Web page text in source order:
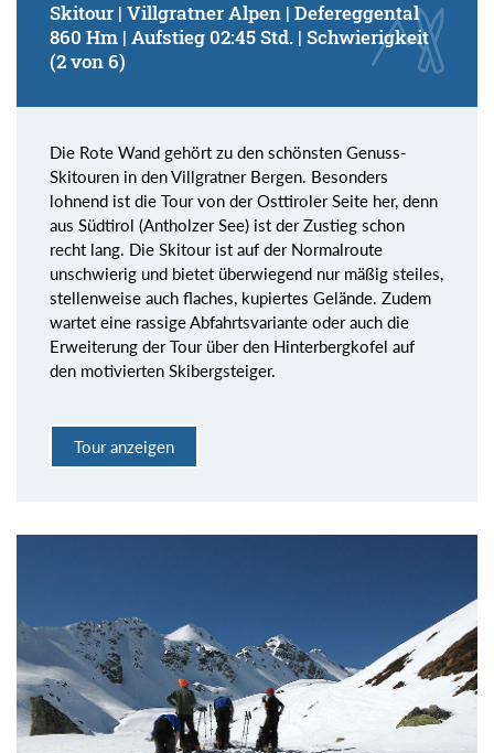
Skitour | Villgratner Alpen | Defereggental
860 Hm | Aufstieg 02:45 Std. | Schwierigkeit
(2 von 6)
Die Rote Wand gehört zu den schönsten Genuss-
Skitouren in den Villgratner Bergen. Besonders
lohnend ist die Tour von der Osttiroler Seite her, denn
aus Südtirol (Antholzer See) ist der Zustieg schon
recht lang. Die Skitour ist auf der Normalroute
unschwierig und bietet überwiegend nur mäßig steiles,
stellenweise auch flaches, kupiertes Gelände. Zudem
wartet eine rassige Abfahrtsvariante oder auch die
Erweiterung der Tour über den Hinterbergkofel auf
den motivierten Skibergsteiger.
Tour anzeigen